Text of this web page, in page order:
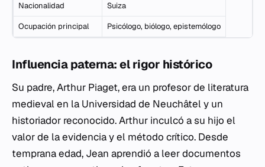
Nacionalidad Suiza
Ocupación principal Psicólogo, biólogo, epistemólogo
Influencia paterna: el rigor histórico
Su padre, Arthur Piaget, era un profesor de literatura
medieval en la Universidad de Neuchâtel y un
historiador reconocido. Arthur inculcó a su hijo el
valor de la evidencia y el método crítico. Desde
temprana edad, Jean aprendió a leer documentos